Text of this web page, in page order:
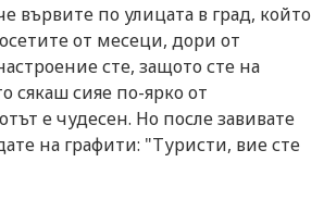
вървите по улицата в град, който
от месеци, дори от
сте, защото сте на
сякаш сияе по-ярко от
е чудесен. Но после завивате
на графити: "Туристи, вие сте